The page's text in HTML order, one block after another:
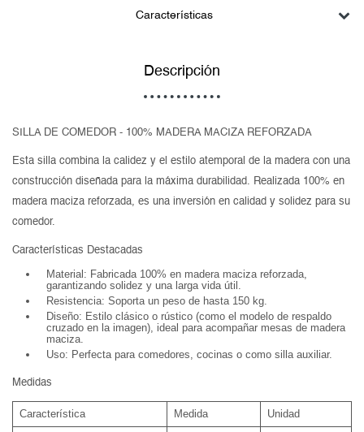
Características
Descripción
SILLA DE COMEDOR - 100% MADERA MACIZA REFORZADA
Esta silla combina la calidez y el estilo atemporal de la madera con una
construcción diseñada para la máxima durabilidad. Realizada 100% en
madera maciza reforzada, es una inversión en calidad y solidez para su
comedor.
Características Destacadas
Material: Fabricada 100% en madera maciza reforzada,
garantizando solidez y una larga vida útil.
Resistencia: Soporta un peso de hasta 150 kg.
Diseño: Estilo clásico o rústico (como el modelo de respaldo
cruzado en la imagen), ideal para acompañar mesas de madera
maciza.
Uso: Perfecta para comedores, cocinas o como silla auxiliar.
Medidas
Característica Medida Unidad